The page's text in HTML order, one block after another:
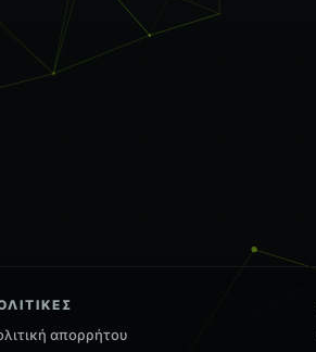
απορρήτου